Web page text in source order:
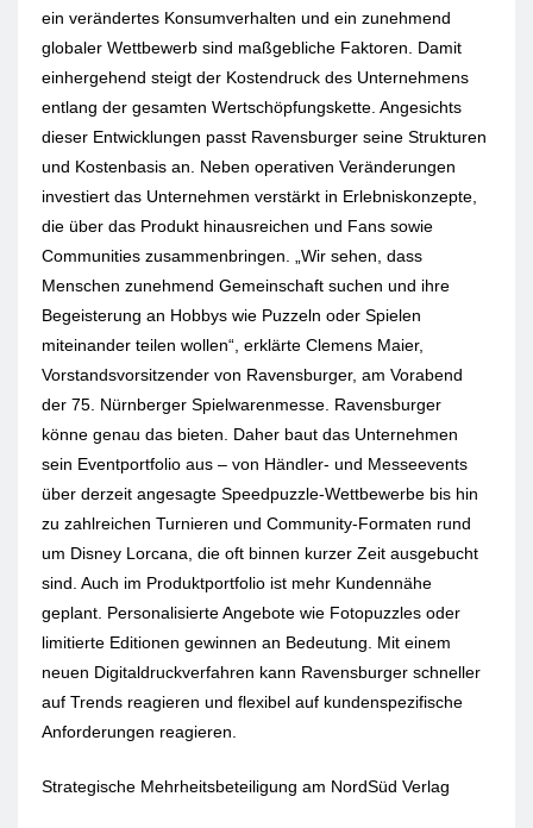
ein verändertes Konsumverhalten und ein zunehmend
globaler Wettbewerb sind maßgebliche Faktoren. Damit
einhergehend steigt der Kostendruck des Unternehmens
entlang der gesamten Wertschöpfungskette. Angesichts
dieser Entwicklungen passt Ravensburger seine Strukturen
und Kostenbasis an. Neben operativen Veränderungen
investiert das Unternehmen verstärkt in Erlebniskonzepte,
die über das Produkt hinausreichen und Fans sowie
Communities zusammenbringen. „Wir sehen, dass
Menschen zunehmend Gemeinschaft suchen und ihre
Begeisterung an Hobbys wie Puzzeln oder Spielen
miteinander teilen wollen“, erklärte Clemens Maier,
Vorstandsvorsitzender von Ravensburger, am Vorabend
der 75. Nürnberger Spielwarenmesse. Ravensburger
könne genau das bieten. Daher baut das Unternehmen
sein Eventportfolio aus – von Händler- und Messeevents
über derzeit angesagte Speedpuzzle-Wettbewerbe bis hin
zu zahlreichen Turnieren und Community-Formaten rund
um Disney Lorcana, die oft binnen kurzer Zeit ausgebucht
sind. Auch im Produktportfolio ist mehr Kundennähe
geplant. Personalisierte Angebote wie Fotopuzzles oder
limitierte Editionen gewinnen an Bedeutung. Mit einem
neuen Digitaldruckverfahren kann Ravensburger schneller
auf Trends reagieren und flexibel auf kundenspezifische
Anforderungen reagieren.
Strategische Mehrheitsbeteiligung am NordSüd Verlag